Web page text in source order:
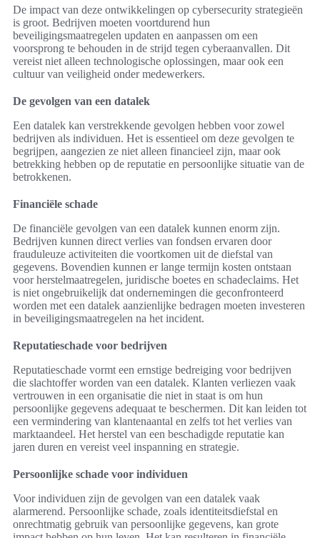
De impact van deze ontwikkelingen op cybersecurity strategieën
is groot. Bedrijven moeten voortdurend hun
beveiligingsmaatregelen updaten en aanpassen om een
voorsprong te behouden in de strijd tegen cyberaanvallen. Dit
vereist niet alleen technologische oplossingen, maar ook een
cultuur van veiligheid onder medewerkers.
De gevolgen van een datalek
Een datalek kan verstrekkende gevolgen hebben voor zowel
bedrijven als individuen. Het is essentieel om deze gevolgen te
begrijpen, aangezien ze niet alleen financieel zijn, maar ook
betrekking hebben op de reputatie en persoonlijke situatie van de
betrokkenen.
Financiële schade
De financiële gevolgen van een datalek kunnen enorm zijn.
Bedrijven kunnen direct verlies van fondsen ervaren door
frauduleuze activiteiten die voortkomen uit de diefstal van
gegevens. Bovendien kunnen er lange termijn kosten ontstaan
voor herstelmaatregelen, juridische boetes en schadeclaims. Het
is niet ongebruikelijk dat ondernemingen die geconfronteerd
worden met een datalek aanzienlijke bedragen moeten investeren
in beveiligingsmaatregelen na het incident.
Reputatieschade voor bedrijven
Reputatieschade vormt een ernstige bedreiging voor bedrijven
die slachtoffer worden van een datalek. Klanten verliezen vaak
vertrouwen in een organisatie die niet in staat is om hun
persoonlijke gegevens adequaat te beschermen. Dit kan leiden tot
een vermindering van klantenaantal en zelfs tot het verlies van
marktaandeel. Het herstel van een beschadigde reputatie kan
jaren duren en vereist veel inspanning en strategie.
Persoonlijke schade voor individuen
Voor individuen zijn de gevolgen van een datalek vaak
alarmerend. Persoonlijke schade, zoals identiteitsdiefstal en
onrechtmatig gebruik van persoonlijke gegevens, kan grote